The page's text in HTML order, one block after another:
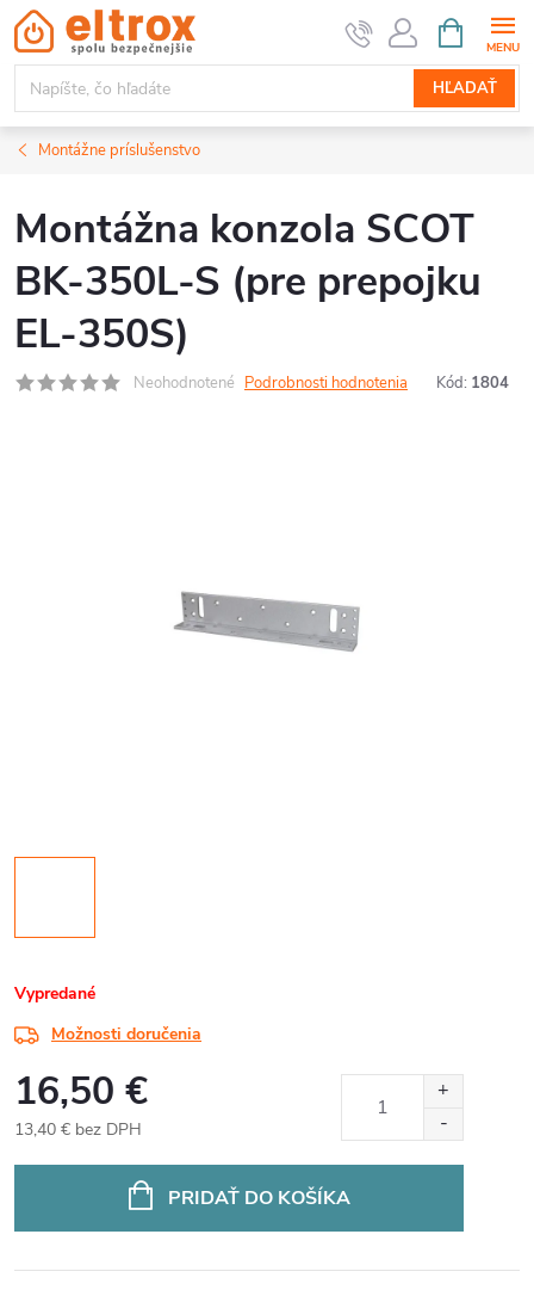
Prejsť
na
obsah
HĽADAŤ
KOŠÍK
Montážne príslušenstvo
Montážna konzola SCOT
BK-350L-S (pre prepojku
EL-350S)
Neohodnotené Podrobnosti hodnotenia Kód: 1804
Vypredané
Možnosti doručenia
16,50 €
13,40 € bez DPH
PRIDAŤ DO KOŠÍKA